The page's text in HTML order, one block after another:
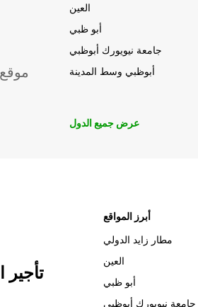
العين
أبو ظبي
جامعة نيويورك أبوظبي
أبوظبي وسط المدينة
عرض جميع الدول
أبرز المواقع
مطار زايد الدولي
العين
أبو ظبي
جامعة نيويورك أبوظبي